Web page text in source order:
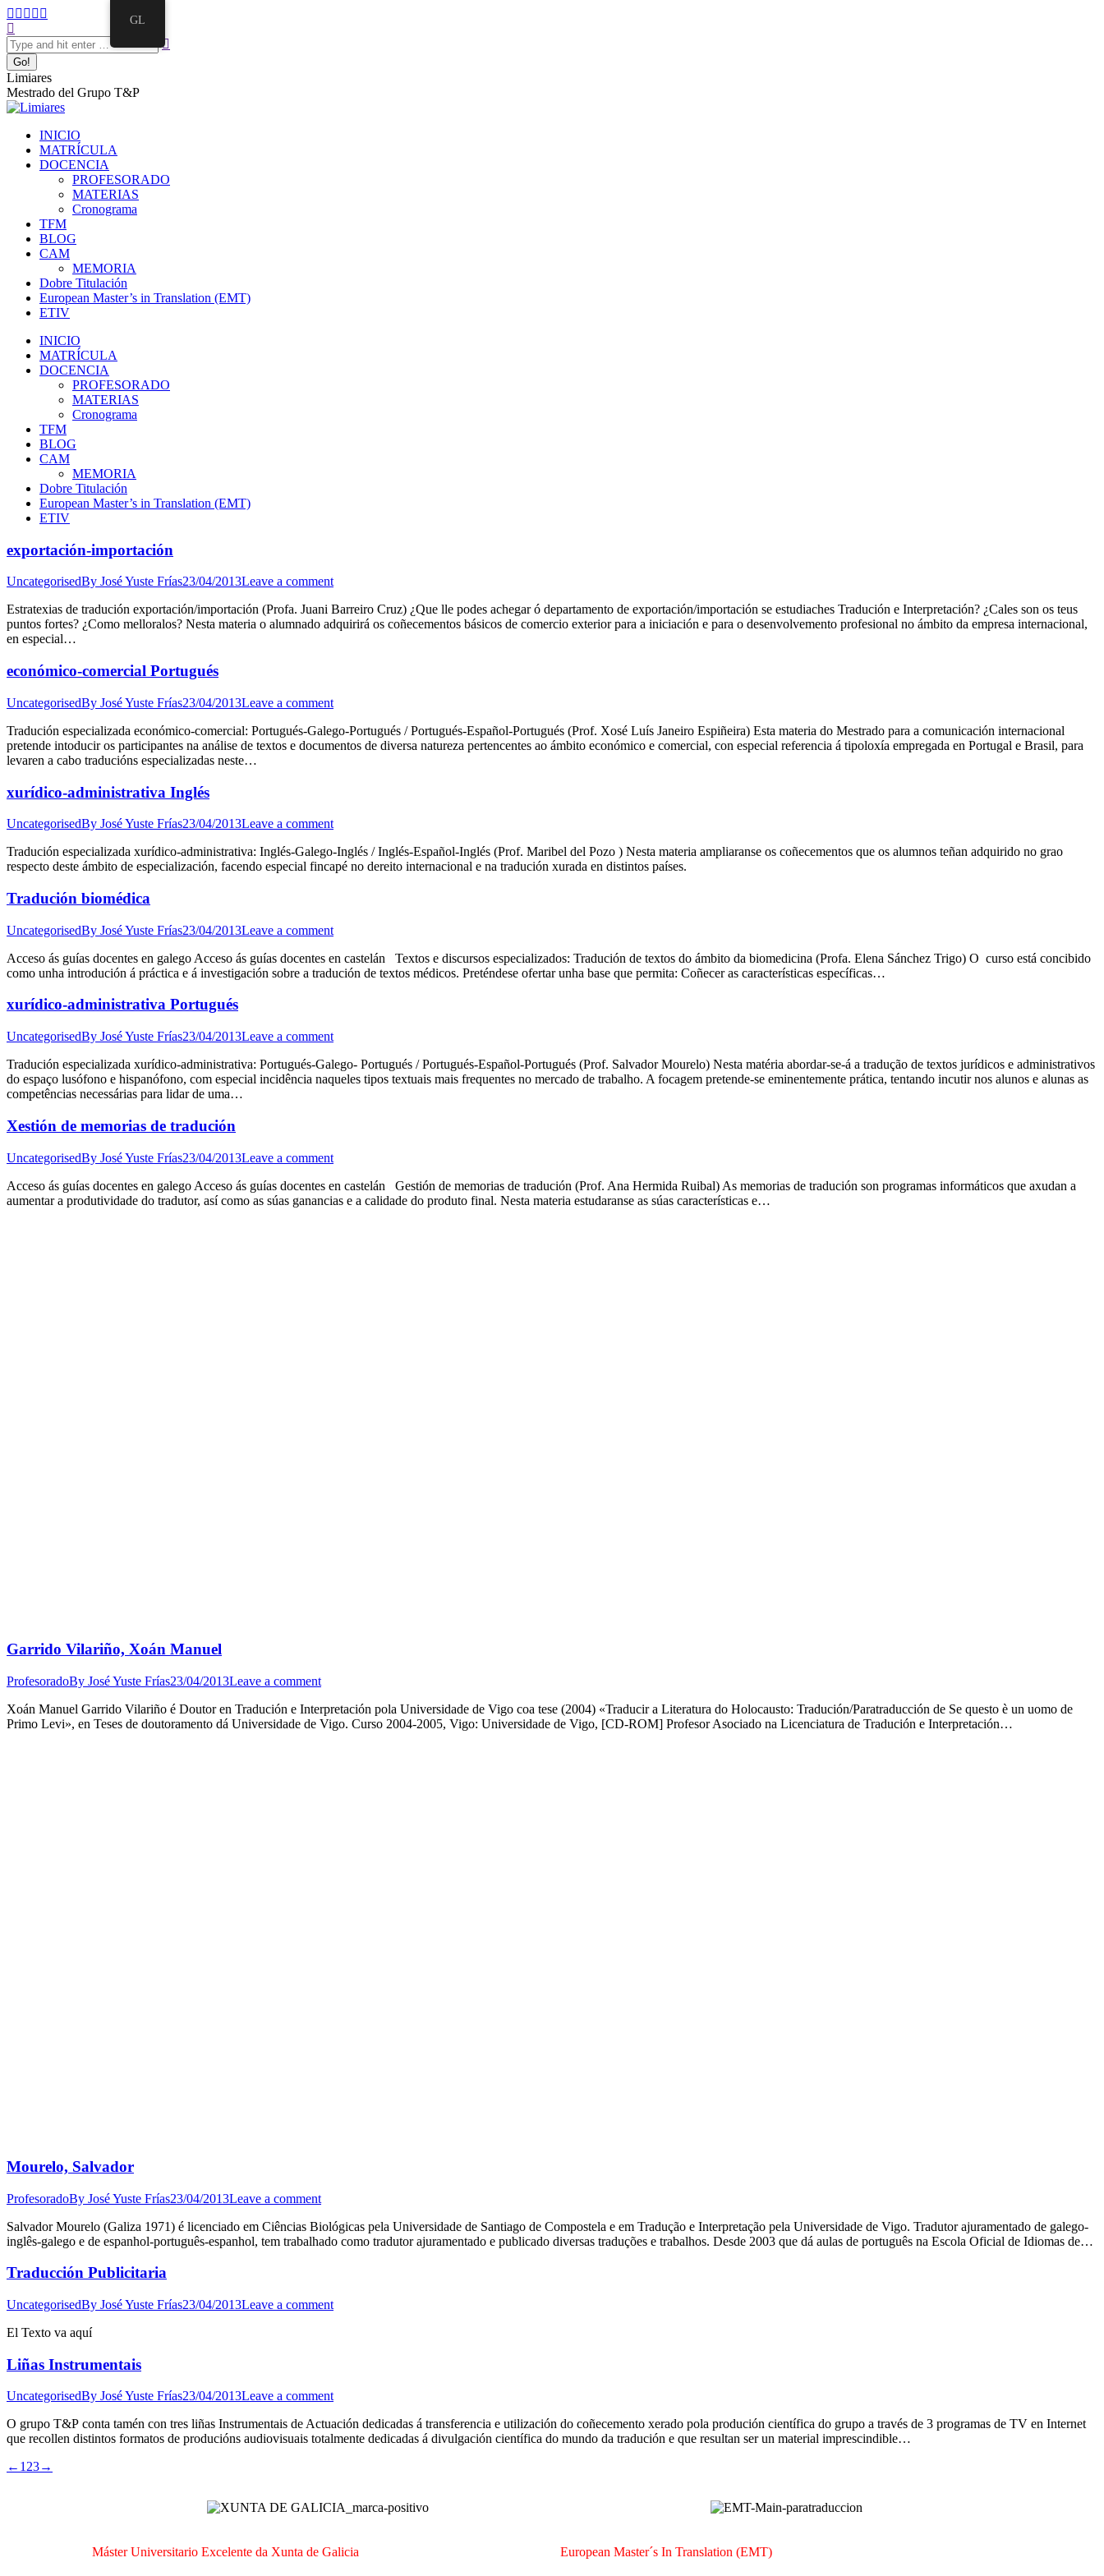
Limiares
Mestrado del Grupo T&P
INICIO
MATRÍCULA
DOCENCIA
PROFESORADO
MATERIAS
Cronograma
TFM
BLOG
CAM
MEMORIA
Dobre Titulación
European Master’s in Translation (EMT)
ETIV
INICIO
MATRÍCULA
DOCENCIA
PROFESORADO
MATERIAS
Cronograma
TFM
BLOG
CAM
MEMORIA
Dobre Titulación
European Master’s in Translation (EMT)
ETIV
exportación-importación
UncategorisedBy José Yuste Frías23/04/2013Leave a comment
Estratexias de tradución exportación/importación (Profa. Juani Barreiro Cruz) ¿Que lle podes achegar ó departamento de exportación/importación se estudiaches Tradución e Interpretación? ¿Cales son os teus
puntos fortes? ¿Como melloralos? Nesta materia o alumnado adquirirá os coñecementos básicos de comercio exterior para a iniciación e para o desenvolvemento profesional no ámbito da empresa internacional,
en especial…
económico-comercial Portugués
UncategorisedBy José Yuste Frías23/04/2013Leave a comment
Tradución especializada económico-comercial: Portugués-Galego-Portugués / Portugués-Español-Portugués (Prof. Xosé Luís Janeiro Espiñeira) Esta materia do Mestrado para a comunicación internacional
pretende intoducir os participantes na análise de textos e documentos de diversa natureza pertencentes ao ámbito económico e comercial, con especial referencia á tipoloxía empregada en Portugal e Brasil, para
levaren a cabo traducións especializadas neste…
xurídico-administrativa Inglés
UncategorisedBy José Yuste Frías23/04/2013Leave a comment
Tradución especializada xurídico-administrativa: Inglés-Galego-Inglés / Inglés-Español-Inglés (Prof. Maribel del Pozo ) Nesta materia ampliaranse os coñecementos que os alumnos teñan adquirido no grao
respecto deste ámbito de especialización, facendo especial fincapé no dereito internacional e na tradución xurada en distintos países.
Tradución biomédica
UncategorisedBy José Yuste Frías23/04/2013Leave a comment
Acceso ás guías docentes en galego Acceso ás guías docentes en castelán Textos e discursos especializados: Tradución de textos do ámbito da biomedicina (Profa. Elena Sánchez Trigo) O curso está concibido
como unha introdución á práctica e á investigación sobre a tradución de textos médicos. Preténdese ofertar unha base que permita: Coñecer as características específicas…
xurídico-administrativa Portugués
UncategorisedBy José Yuste Frías23/04/2013Leave a comment
Tradución especializada xurídico-administrativa: Portugués-Galego- Portugués / Portugués-Español-Portugués (Prof. Salvador Mourelo) Nesta matéria abordar-se-á a tradução de textos jurídicos e administrativos
do espaço lusófono e hispanófono, com especial incidência naqueles tipos textuais mais frequentes no mercado de trabalho. A focagem pretende-se eminentemente prática, tentando incutir nos alunos e alunas as
competências necessárias para lidar de uma…
Xestión de memorias de tradución
UncategorisedBy José Yuste Frías23/04/2013Leave a comment
Acceso ás guías docentes en galego Acceso ás guías docentes en castelán Gestión de memorias de tradución (Prof. Ana Hermida Ruibal) As memorias de tradución son programas informáticos que axudan a
aumentar a produtividade do tradutor, así como as súas ganancias e a calidade do produto final. Nesta materia estudaranse as súas características e…
Garrido Vilariño, Xoán Manuel
ProfesoradoBy José Yuste Frías23/04/2013Leave a comment
Xoán Manuel Garrido Vilariño é Doutor en Tradución e Interpretación pola Universidade de Vigo coa tese (2004) «Traducir a Literatura do Holocausto: Tradución/Paratraducción de Se questo è un uomo de
Primo Levi», en Teses de doutoramento dá Universidade de Vigo. Curso 2004-2005, Vigo: Universidade de Vigo, [CD-ROM] Profesor Asociado na Licenciatura de Tradución e Interpretación…
Mourelo, Salvador
ProfesoradoBy José Yuste Frías23/04/2013Leave a comment
Salvador Mourelo (Galiza 1971) é licenciado em Ciências Biológicas pela Universidade de Santiago de Compostela e em Tradução e Interpretação pela Universidade de Vigo. Tradutor ajuramentado de galego-
inglês-galego e de espanhol-português-espanhol, tem trabalhado como tradutor ajuramentado e publicado diversas traduções e trabalhos. Desde 2003 que dá aulas de português na Escola Oficial de Idiomas de…
Traducción Publicitaria
UncategorisedBy José Yuste Frías23/04/2013Leave a comment
El Texto va aquí
Liñas Instrumentais
UncategorisedBy José Yuste Frías23/04/2013Leave a comment
O grupo T&P conta tamén con tres liñas Instrumentais de Actuación dedicadas á transferencia e utilización do coñecemento xerado pola produción científica do grupo a través de 3 programas de TV en Internet
que recollen distintos formatos de producións audiovisuais totalmente dedicadas á divulgación científica do mundo da tradución e que resultan ser un material imprescindible…
← 1 23→
Máster Universitario Excelente da Xunta de Galicia European Master´s In Translation (EMT)
GL